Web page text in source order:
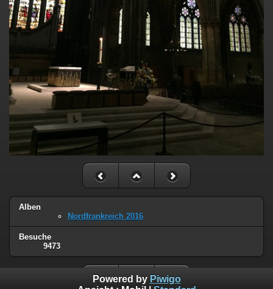
Alben
Nordfrankreich 2016
Besuche
9473
Powered by Piwigo